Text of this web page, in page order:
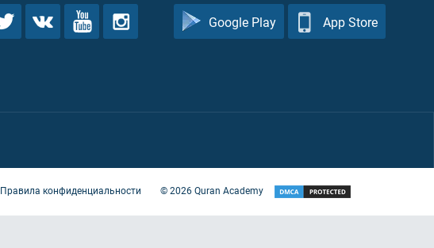
Google Play App Store
Правила конфиденциальности ©2026Quran Academy